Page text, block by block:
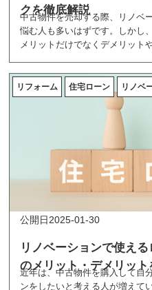
クを徹底解説
中古物件を売却する際、リノベ
悩む人も多いはずです。しかし
メリットだけでなくデメリット
ポイントを、メリットやリスク
リフォーム 住宅ローン リノベ
リノベーションで使え
のメリット・デメリット
2025-01-30
近年は、中古物件を購入して自
ンをしたいと考える人が増えて